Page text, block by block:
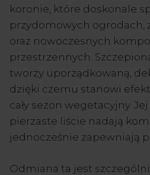
koronie, które doskonale
przydomowych ogrodach,
oraz nowoczesnych
przestrzennych.
tworzy uporządkowaną,
dzięki czemu stanowi
cały sezon wegetacyjny.
pierzaste liście nadają
jednocześnie zapewniają
Odmiana ta jest